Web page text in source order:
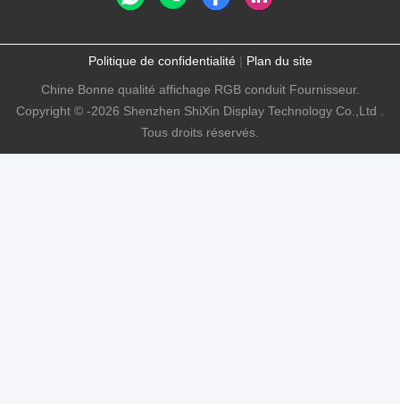
Politique de confidentialité| Plan du site
Chine Bonne qualité affichage RGB conduit Fournisseur.
Copyright © -2026 Shenzhen ShiXin Display Technology Co.,Ltd .
Tous droits réservés.